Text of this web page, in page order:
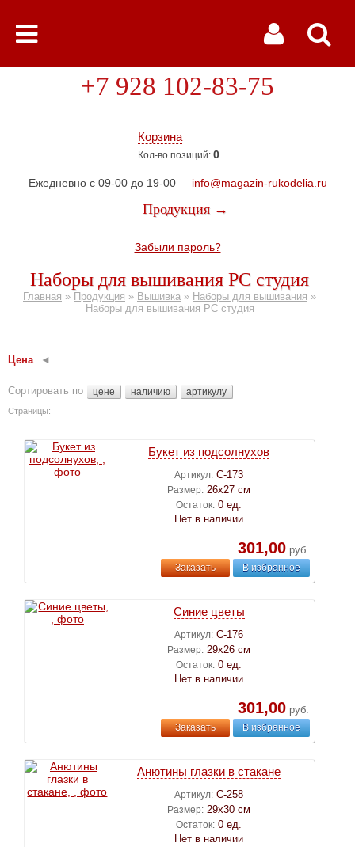
Корзина
Кол-во позиций: 0
+7 928 102-83-75
Ежедневно с 09-00 до 19-00 info@magazin-rukodelia.ru
Продукция →
Забыли пароль?
Наборы для вышивания РС студия
Главная » Продукция » Вышивка » Наборы для вышивания »
Наборы для вышивания РС студия
Цена
Сортировать по цене наличию артикулу
Страницы:
Букет из подсолнухов
Артикул: С-173
Размер: 26х27 см
Остаток: 0 ед.
Нет в наличии
301,00руб.
Заказать В избранное
Синие цветы
Артикул: С-176
Размер: 29х26 см
Остаток: 0 ед.
Нет в наличии
301,00руб.
Заказать В избранное
Анютины глазки в стакане
Артикул: С-258
Размер: 29х30 см
Остаток: 0 ед.
Нет в наличии